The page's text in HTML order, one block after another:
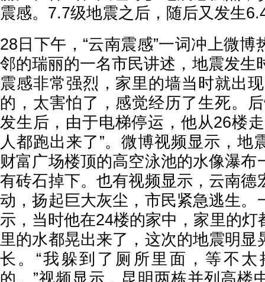
震感。7.7级地震之后，随后又发生
28日下午，“云南震感”一词冲上微
邻的瑞丽的一名市民讲述，地震发生
震感非常强烈，家里的墙当时就出
的，太害怕了，感觉经历了生死。
发生后，由于电梯停运，他从26楼
人都跑出来了”。微博视频显示，地
财富广场楼顶的高空泳池的水像瀑布
有砖石掉下。也有视频显示，云南德
动，扬起巨大灰尘，市民紧急逃生。
示，当时他在24楼的家中，家里的灯
里的水都晃出来了，这次的地震明显
长。“我躲到了厕所里面，等不
的。”视频显示，昆明两栋并列高楼